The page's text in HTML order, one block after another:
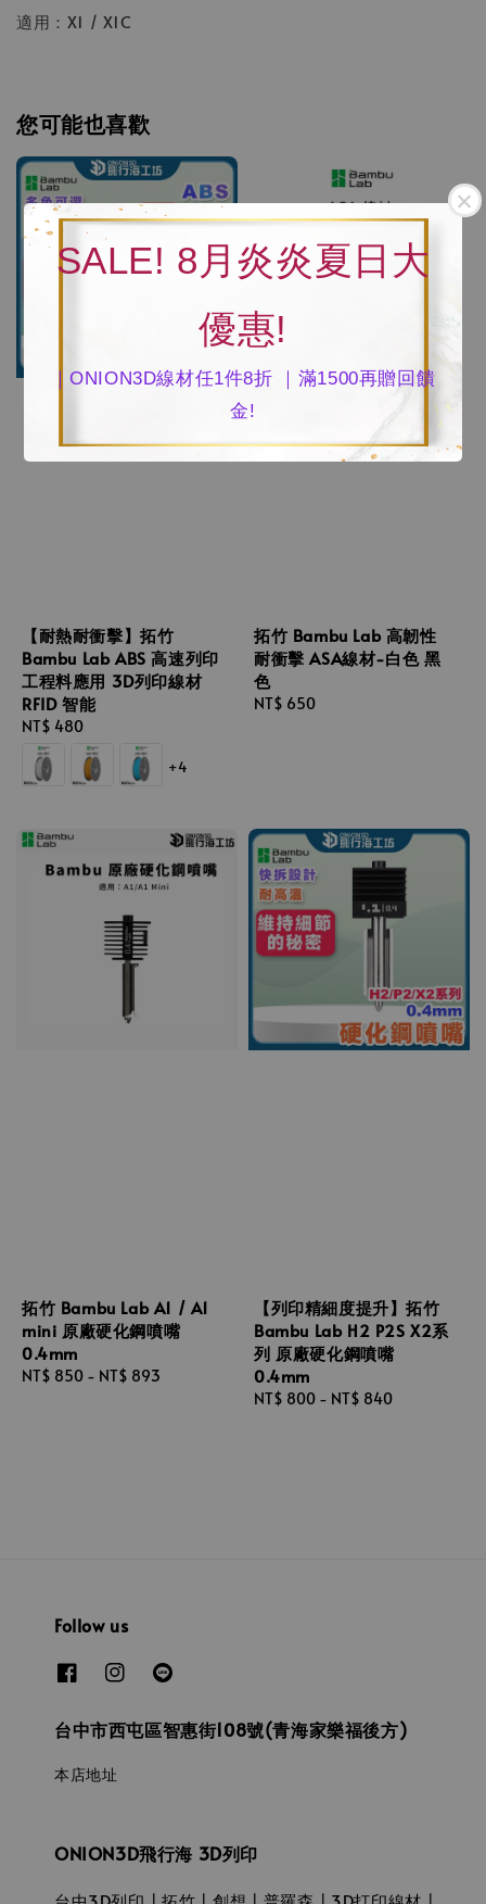
SALE! 8月炎炎夏日大
優惠!
｜ONION3D線材任1件8折 ｜滿1500再贈回饋
金!
適用：X1 / X1C
您可能也喜歡
【耐熱耐衝擊】拓竹
Bambu Lab ABS 高速列印
工程料應用 3D列印線材
RFID 智能
Regular
price
NT$ 480
+4
拓竹 Bambu Lab 高韌性
耐衝擊 ASA線材-白色 黑
色
Regular
NT$ 650
拓竹 Bambu Lab A1 / A1
mini 原廠硬化鋼噴嘴
0.4mm
Regular
NT$ 850 - NT$ 893
【列印精細度提升】拓竹
Bambu Lab H2 P2S X2系
列 原廠硬化鋼噴嘴
0.4mm
Regular
NT$ 800 - NT$ 840
Follow us
台中市西屯區智惠街108號(青海家樂福後方)
本店地址
ONION3D飛行海 3D列印